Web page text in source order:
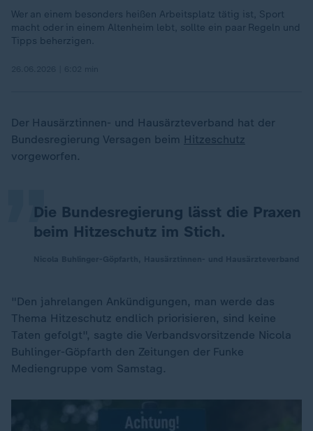
Wer an einem besonders heißen Arbeitsplatz tätig ist, Sport
macht oder in einem Altenheim lebt, sollte ein paar Regeln und
Tipps beherzigen.
Der Hausärztinnen- und Hausärzteverband hat der
Bundesregierung Versagen beim Hitzeschutz
vorgeworfen.
Die Bundesregierung lässt die Praxen
beim Hitzeschutz im Stich.
„
"Den jahrelangen Ankündigungen, man werde das
Thema Hitzeschutz endlich priorisieren, sind keine
Taten gefolgt", sagte die Verbandsvorsitzende Nicola
Buhlinger-Göpfarth den Zeitungen der Funke
Mediengruppe vom Samstag.